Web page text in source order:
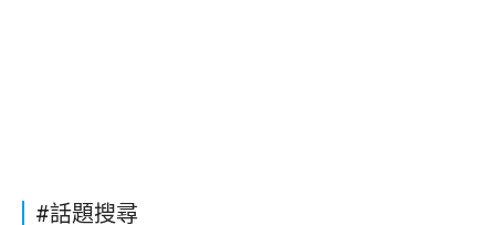
#話題搜尋